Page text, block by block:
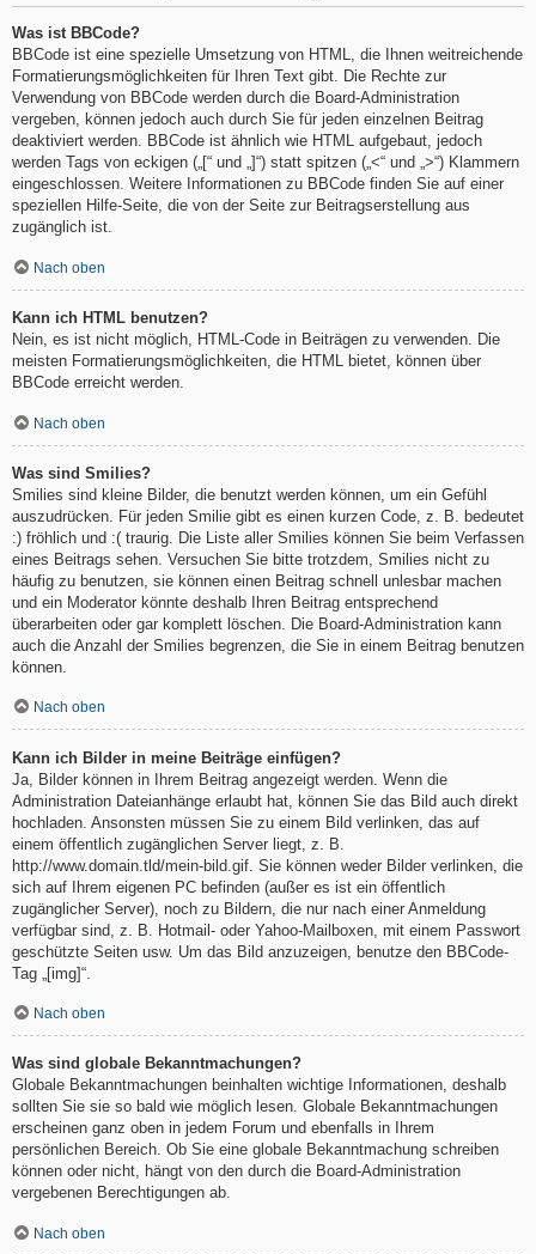
Was ist BBCode?
BBCode ist eine spezielle Umsetzung von HTML, die Ihnen weitreichende
Formatierungsmöglichkeiten für Ihren Text gibt. Die Rechte zur
Verwendung von BBCode werden durch die Board-Administration
vergeben, können jedoch auch durch Sie für jeden einzelnen Beitrag
deaktiviert werden. BBCode ist ähnlich wie HTML aufgebaut, jedoch
werden Tags von eckigen („[“ und „]“) statt spitzen („<“ und „>“) Klammern
eingeschlossen. Weitere Informationen zu BBCode finden Sie auf einer
speziellen Hilfe-Seite, die von der Seite zur Beitragserstellung aus
zugänglich ist.
Nach oben
Kann ich HTML benutzen?
Nein, es ist nicht möglich, HTML-Code in Beiträgen zu verwenden. Die
meisten Formatierungsmöglichkeiten, die HTML bietet, können über
BBCode erreicht werden.
Nach oben
Was sind Smilies?
Smilies sind kleine Bilder, die benutzt werden können, um ein Gefühl
auszudrücken. Für jeden Smilie gibt es einen kurzen Code, z. B. bedeutet
:) fröhlich und :( traurig. Die Liste aller Smilies können Sie beim Verfassen
eines Beitrags sehen. Versuchen Sie bitte trotzdem, Smilies nicht zu
häufig zu benutzen, sie können einen Beitrag schnell unlesbar machen
und ein Moderator könnte deshalb Ihren Beitrag entsprechend
überarbeiten oder gar komplett löschen. Die Board-Administration kann
auch die Anzahl der Smilies begrenzen, die Sie in einem Beitrag benutzen
können.
Nach oben
Kann ich Bilder in meine Beiträge einfügen?
Ja, Bilder können in Ihrem Beitrag angezeigt werden. Wenn die
Administration Dateianhänge erlaubt hat, können Sie das Bild auch direkt
hochladen. Ansonsten müssen Sie zu einem Bild verlinken, das auf
einem öffentlich zugänglichen Server liegt, z. B.
http://www.domain.tld/mein-bild.gif. Sie können weder Bilder verlinken, die
sich auf Ihrem eigenen PC befinden (außer es ist ein öffentlich
zugänglicher Server), noch zu Bildern, die nur nach einer Anmeldung
verfügbar sind, z. B. Hotmail- oder Yahoo-Mailboxen, mit einem Passwort
geschützte Seiten usw. Um das Bild anzuzeigen, benutze den BBCode-
Tag „[img]“.
Nach oben
Was sind globale Bekanntmachungen?
Globale Bekanntmachungen beinhalten wichtige Informationen, deshalb
sollten Sie sie so bald wie möglich lesen. Globale Bekanntmachungen
erscheinen ganz oben in jedem Forum und ebenfalls in Ihrem
persönlichen Bereich. Ob Sie eine globale Bekanntmachung schreiben
können oder nicht, hängt von den durch die Board-Administration
vergebenen Berechtigungen ab.
Nach oben